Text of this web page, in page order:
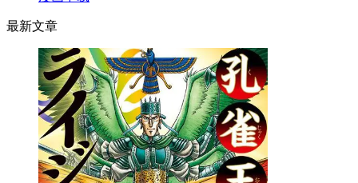
最新文章